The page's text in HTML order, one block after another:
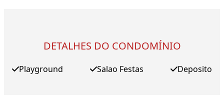
DETALHES DO CONDOMÍNIO
Playground Salao Festas Deposito